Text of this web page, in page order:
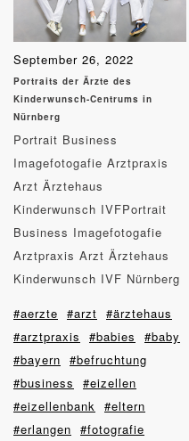
September 26, 2022
Portraits der Ärzte des
Kinderwunsch-Centrums in
Nürnberg
Portrait Business
Imagefotogafie Arztpraxis
Arzt Ärztehaus
Kinderwunsch IVFPortrait
Business Imagefotogafie
Arztpraxis Arzt Ärztehaus
Kinderwunsch IVF Nürnberg
#aerzte #arzt #ärztehaus
#arztpraxis
#babies
#baby
#bayern #befruchtung
#business
#eizellen
#eizellenbank #eltern
#erlangen #fotografie